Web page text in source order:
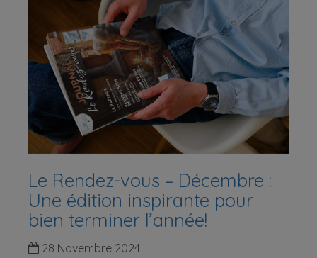
Le Rendez-vous – Décembre :
Une édition inspirante pour
bien terminer l’année!
28 Novembre 2024